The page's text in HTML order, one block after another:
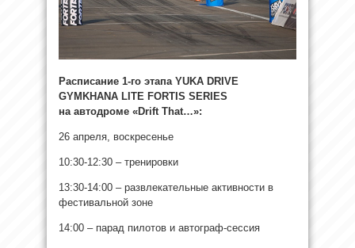
Расписание 1-го этапа YUKA DRIVE
GYMKHANA LITE FORTIS SERIES
на автодроме «Drift That…»:
26 апреля, воскресенье
10:30-12:30 – тренировки
13:30-14:00 – развлекательные активности в
фестивальной зоне
14:00 – парад пилотов и автограф-сессия